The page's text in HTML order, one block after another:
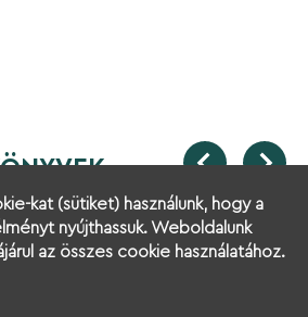
kat (sütiket) használunk, hogy a
nyújthassuk. Weboldalunk
az összes cookie használatához.